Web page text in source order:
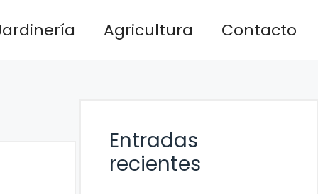
Agricultura Contacto
Entradas
recientes